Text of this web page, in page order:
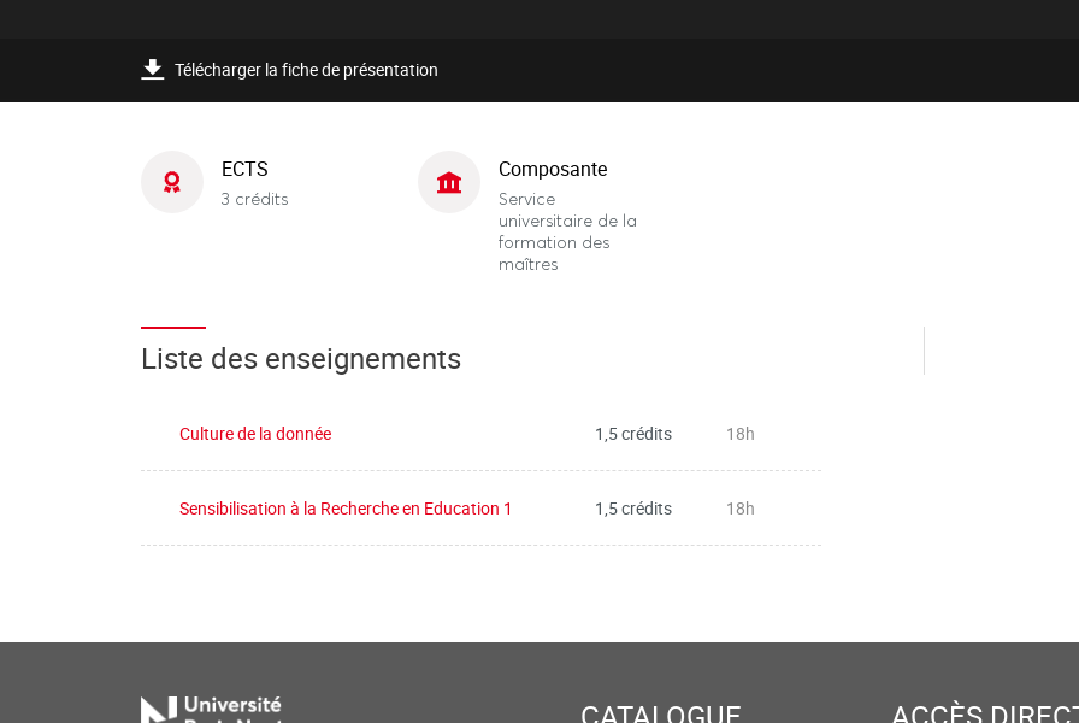
Télécharger la fiche de présentation
ECTS
3 crédits
Composante
Service
universitaire de la
formation des
maîtres
Liste des enseignements
Culture de la donnée 1,5 crédits 18h
Sensibilisation à la Recherche en Education 1 1,5 crédits 18h